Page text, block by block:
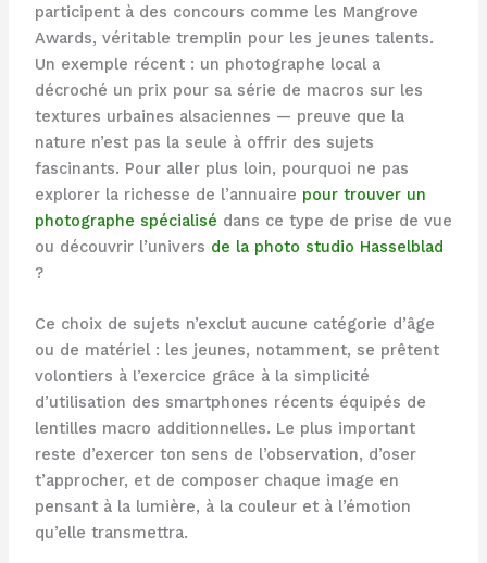
participent à des concours comme les Mangrove
Awards, véritable tremplin pour les jeunes talents.
Un exemple récent : un photographe local a
décroché un prix pour sa série de macros sur les
textures urbaines alsaciennes — preuve que la
nature n’est pas la seule à offrir des sujets
fascinants. Pour aller plus loin, pourquoi ne pas
explorer la richesse de l’annuaire pour trouver un
photographe spécialisé dans ce type de prise de vue
ou découvrir l’univers de la photo studio Hasselblad
?
Ce choix de sujets n’exclut aucune catégorie d’âge
ou de matériel : les jeunes, notamment, se prêtent
volontiers à l’exercice grâce à la simplicité
d’utilisation des smartphones récents équipés de
lentilles macro additionnelles. Le plus important
reste d’exercer ton sens de l’observation, d’oser
t’approcher, et de composer chaque image en
pensant à la lumière, à la couleur et à l’émotion
qu’elle transmettra.